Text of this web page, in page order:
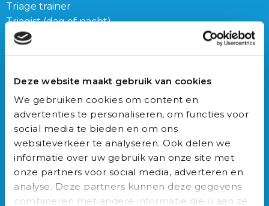
Deze website maakt gebruik van cookies
We gebruiken cookies om content en
advertenties te personaliseren, om functies voor
social media te bieden en om ons
websiteverkeer te analyseren. Ook delen we
informatie over uw gebruik van onze site met
onze partners voor social media, adverteren en
analyse. Deze partners kunnen deze gegevens
combineren met andere informatie die u aan ze
Triage trainer
Triagist (dag of nacht)
Triage teamleider
Geneeskunde
Biomedische wetenschappen
Auxilio Academie
Opleidingen